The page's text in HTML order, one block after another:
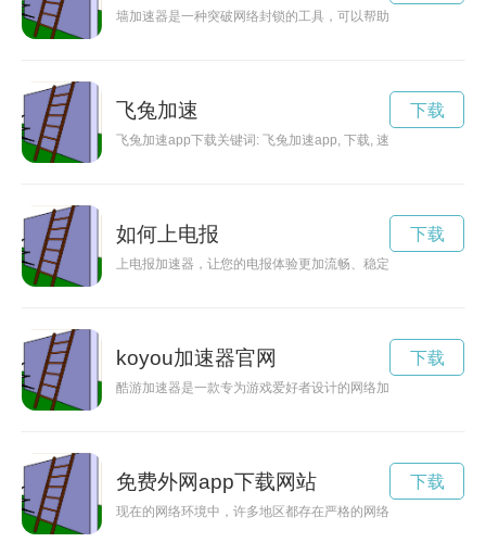
墙加速器是一种突破网络封锁的工具，可以帮助用户访问被封
飞兔加速
飞兔加速app下载关键词: 飞兔加速app, 下载, 速度提升描述: 飞
下载
如何上电报
上电报加速器，让您的电报体验更加流畅、稳定，无论是文字
下载
koyou加速器官网
酷游加速器是一款专为游戏爱好者设计的网络加速工具，能帮
下载
免费外网app下载网站
现在的网络环境中，许多地区都存在严格的网络封锁，限制了
下载